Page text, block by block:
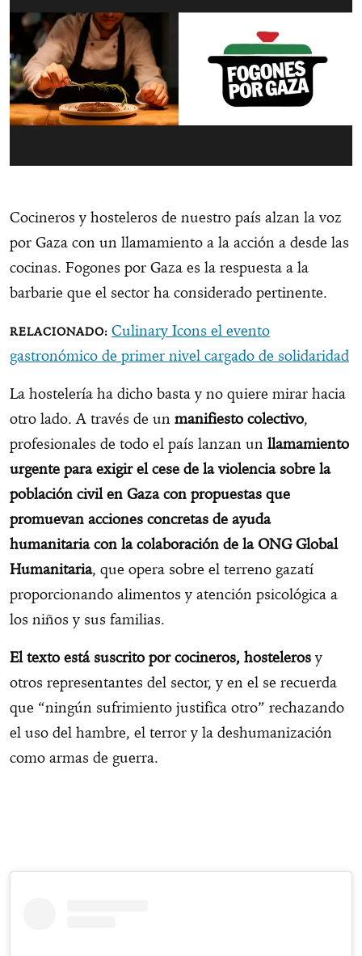
Cocineros y hosteleros de nuestro país alzan la voz
por Gaza con un llamamiento a la acción a desde las
cocinas. Fogones por Gaza es la respuesta a la
barbarie que el sector ha considerado pertinente.
Culinary Icons el evento
gastronómico de primer nivel cargado de solidaridad
La hostelería ha dicho basta y no quiere mirar hacia
otro lado. A través de un manifiesto colectivo,
profesionales de todo el país lanzan un llamamiento
urgente para exigir el cese de la violencia sobre la
población civil en Gaza con propuestas que
promuevan acciones concretas de ayuda
humanitaria con la colaboración de la ONG Global
Humanitaria, que opera sobre el terreno gazatí
proporcionando alimentos y atención psicológica a
los niños y sus familias.
El texto está suscrito por cocineros, hosteleros y
otros representantes del sector, y en el se recuerda
que “ningún sufrimiento justifica otro” rechazando
el uso del hambre, el terror y la deshumanización
como armas de guerra.